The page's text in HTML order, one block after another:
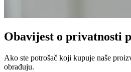
Obavijest o privatnosti
Ako ste potrošač koji kupuje naše
obrađuju.